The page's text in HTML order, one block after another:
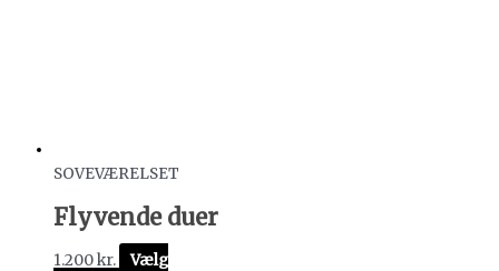
SOVEVÆRELSET
Flyvende duer
1.200kr.
Vælg